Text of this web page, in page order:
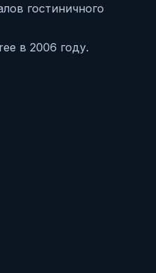
гостиничного
в 2006 году.